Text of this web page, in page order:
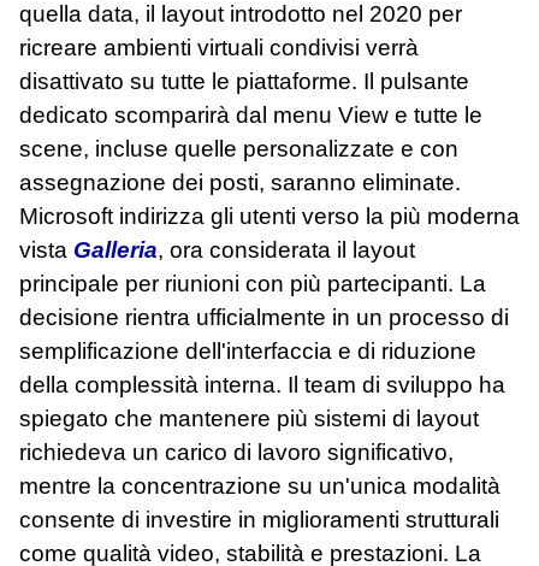
quella data, il layout introdotto nel 2020 per
ricreare ambienti virtuali condivisi verrà
disattivato su tutte le piattaforme. Il pulsante
dedicato scomparirà dal menu View e tutte le
scene, incluse quelle personalizzate e con
assegnazione dei posti, saranno eliminate.
Microsoft indirizza gli utenti verso la più moderna
vista Galleria, ora considerata il layout
principale per riunioni con più partecipanti. La
decisione rientra ufficialmente in un processo di
semplificazione dell'interfaccia e di riduzione
della complessità interna. Il team di sviluppo ha
spiegato che mantenere più sistemi di layout
richiedeva un carico di lavoro significativo,
mentre la concentrazione su un'unica modalità
consente di investire in miglioramenti strutturali
come qualità video, stabilità e prestazioni. La